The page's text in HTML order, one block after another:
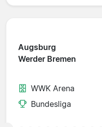
Augsburg
Werder Bremen
WWK Arena
Bundesliga